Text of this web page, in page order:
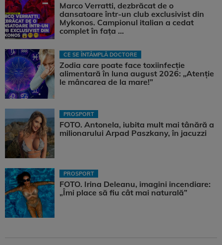
Marco Verratti, dezbrăcat de o
dansatoare într-un club exclusivist din
Mykonos. Campionul italian a cedat
complet în fața ...
CE SE ÎNTÂMPLĂ DOCTORE
Zodia care poate face toxiinfecție
alimentară în luna august 2026: „Atenție
le mâncarea de la mare!”
PROSPORT
FOTO. Antonela, iubita mult mai tânără a
milionarului Arpad Paszkany, în jacuzzi
PROSPORT
FOTO. Irina Deleanu, imagini incendiare:
„Îmi place să fiu cât mai naturală”